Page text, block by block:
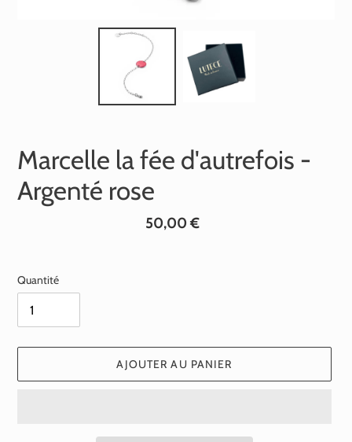
Marcelle la fée d'autrefois -
Argenté rose
Prix
50,00 €
Quantité
AJOUTER AU PANIER